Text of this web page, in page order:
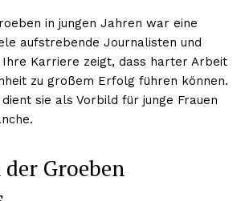
in jungen Jahren war eine
aufstrebende Journalisten und
Ihre Karriere zeigt, dass harter Arbeit
zu großem Erfolg führen können.
sie als Vorbild für junge Frauen
Groeben